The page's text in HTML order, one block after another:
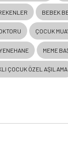
BEBEK
ÇOCUK
MEME
ÇOCUK ÖZEL AŞILAMA